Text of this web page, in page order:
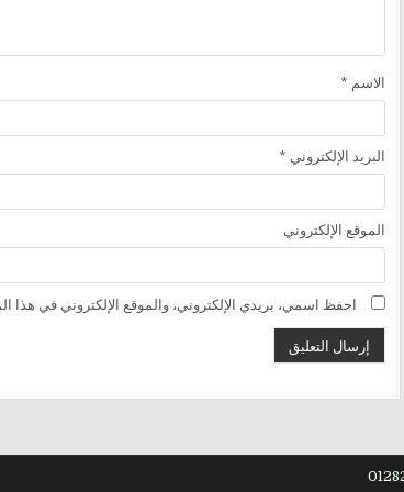
الاسم *
البريد الإلكتروني *
الموقع الإلكتروني
احفظ اسمي، بريدي الإلكتروني، والموقع الإلكتروني في هذا